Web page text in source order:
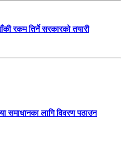
रकम तिर्ने सरकारको तयारी
समाधानका लागि विवरण पठाउन